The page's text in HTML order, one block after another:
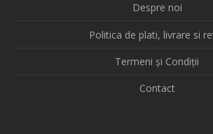
Despre noi
Politica de plati, livrare si
Termeni și Condiții
Contact